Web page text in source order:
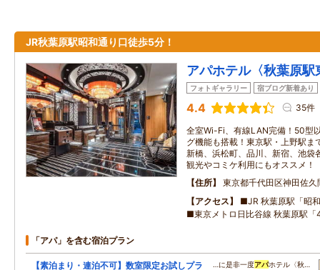
JR秋葉原駅昭和通り口徒歩5分！
アパホテル〈秋葉原駅
フォトギャラリー 宿ブログ新着あり
4.4 35件
全室Wi-Fi、有線LAN完備！50型
グ機能も搭載！東京駅・上野駅ま
新橋、浜松町、品川、新宿、池袋
観光やコミケ利用にもオススメ！
住所
東京都千代田区神田佐久
アクセス
■JR 秋葉原駅「昭
■東京メトロ日比谷線 秋葉原駅「
「アパ」を含む宿泊プラン
【素泊まり・連泊不可】数室限定お試しプラ
…に是非一度アパホテル〈秋…